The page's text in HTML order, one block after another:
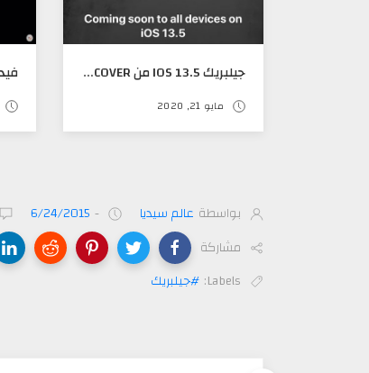
جيلبريك IOS 13.5 من UNC0VER اللمسات الأخيره
مايو 21, 2020
بواسطة عالم سيديا -
6/24/2015
مشاركة
Labels: #جيلبريك